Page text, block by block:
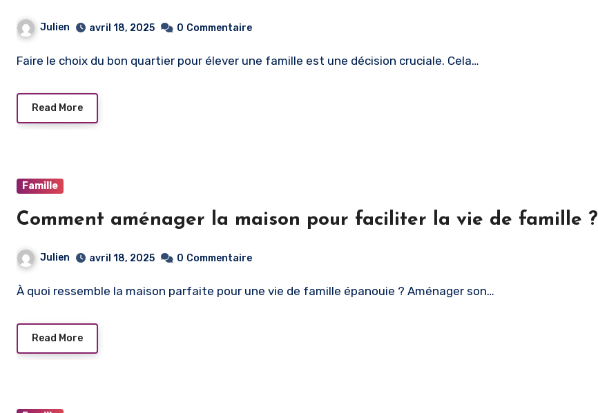
Julien avril 18, 2025 0 Commentaire
Faire le choix du bon quartier pour élever une famille est une décision cruciale. Cela…
Read More
Famille
Comment aménager la maison pour faciliter la vie de famille ?
Julien avril 18, 2025 0 Commentaire
À quoi ressemble la maison parfaite pour une vie de famille épanouie ? Aménager son…
Read More